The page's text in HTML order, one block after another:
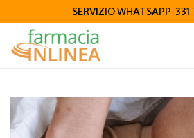
SERVIZIO WHATSAPP